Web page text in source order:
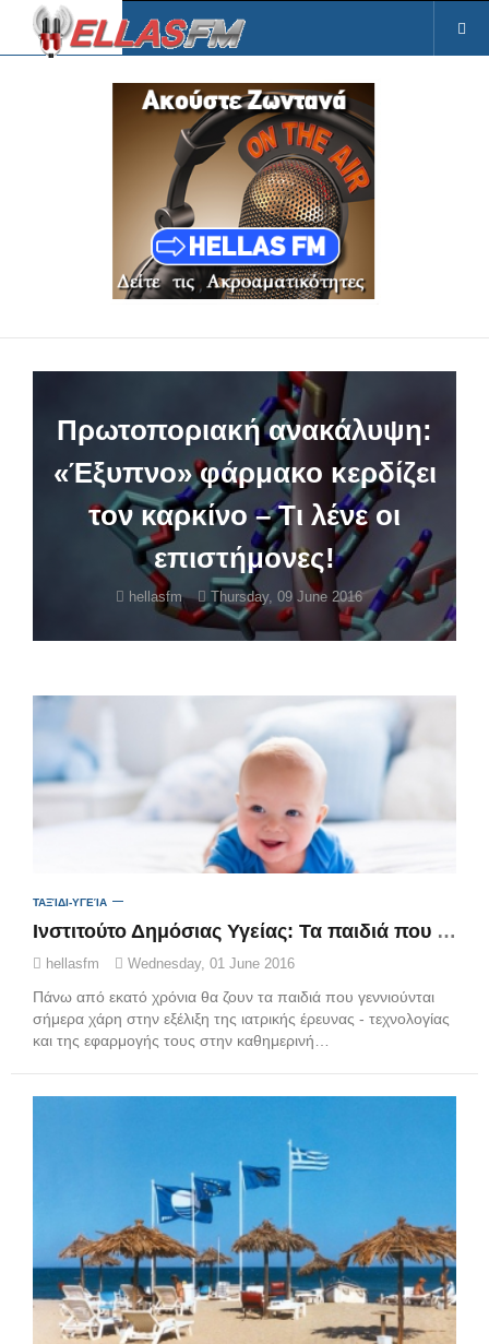
Πρωτοποριακή ανακάλυψη:
«Έξυπνο» φάρμακο κερδίζει
τον καρκίνο – Τι λένε οι
επιστήμονες!
hellasfm Thursday, 09 June 2016
ΤΑΞΊΔΙ-ΥΓΕΊΑ
Ινστιτούτο Δημόσιας Υγείας: Τα παιδιά που γεννιούνται σήμερα θα ξεπεράσουν τα 100 χρόνια
hellasfm Wednesday, 01 June 2016
Πάνω από εκατό χρόνια θα ζουν τα παιδιά που γεννιούνται
σήμερα χάρη στην εξέλιξη της ιατρικής έρευνας - τεχνολογίας
και της εφαρμογής τους στην καθημερινή…